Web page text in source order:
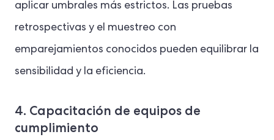
aplicar umbrales más estrictos. Las pruebas
retrospectivas y el muestreo con
emparejamientos conocidos pueden equilibrar la
sensibilidad y la eficiencia.
4. Capacitación de equipos de
cumplimiento